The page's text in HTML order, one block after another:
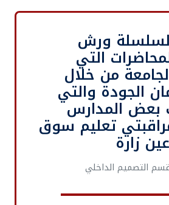
لسلسلة ورش
التي
من خلال
الجودة والتي
المدارس
تعليم سوق
زارة
التصميم الداخلي